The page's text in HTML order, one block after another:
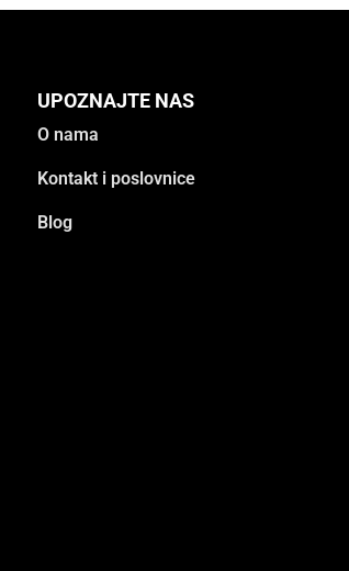
UPOZNAJTE NAS
O nama
Kontakt i poslovnice
Blog